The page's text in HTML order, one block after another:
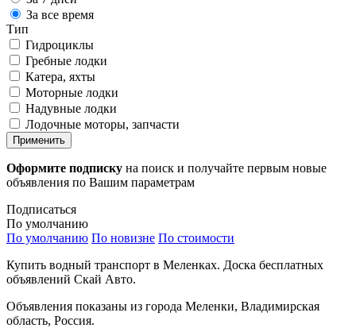
За все время
Тип
Гидроциклы
Гребные лодки
Катера, яхты
Моторные лодки
Надувные лодки
Лодочные моторы, запчасти
Применить
Оформите подписку на поиск и получайте первым новые
объявления по Вашим параметрам
Подписаться
По умолчанию
По умолчанию По новизне По стоимости
Купить водный транспорт в Меленках. Доска бесплатных
объявлений Скай Авто.
Объявления показаны из города Меленки, Владимирская
область, Россия.